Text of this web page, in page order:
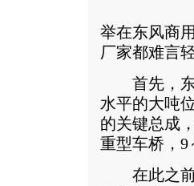
举在东风商
厂家都难言轻
首先，东
水平的大吨
的关键总成
重型车桥，9
在此之前